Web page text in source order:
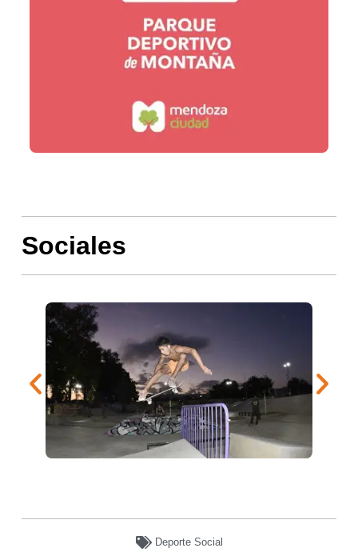
Sociales
Deporte Social